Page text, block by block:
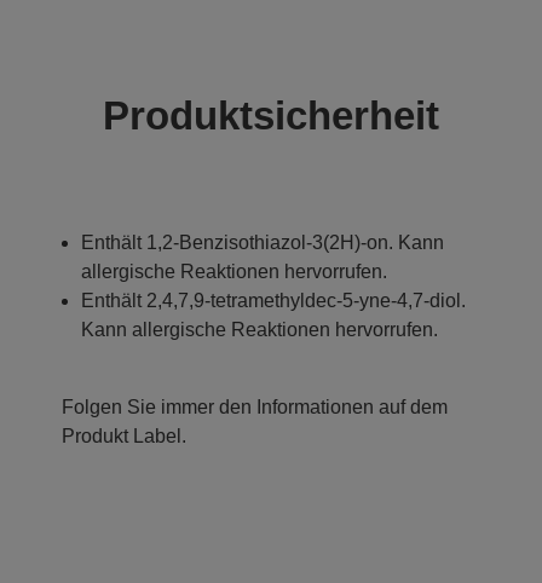
Produktsicherheit
Enthält 1,2-Benzisothiazol-3(2H)-on. Kann
allergische Reaktionen hervorrufen.
Enthält 2,4,7,9-tetramethyldec-5-yne-4,7-diol.
Kann allergische Reaktionen hervorrufen.
Folgen Sie immer den Informationen auf dem
Produkt Label.